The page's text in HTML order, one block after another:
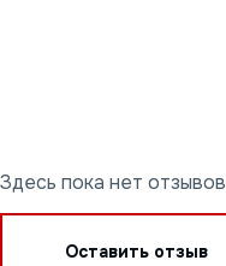
Здесь пока нет отзывов
Оставить отзыв